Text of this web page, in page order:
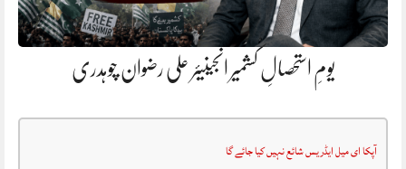
یومِ استحصالِ کشمیر انجینیئر علی رضوان چوہدری
آپکا ای میل ایڈریس شائع نہیں کیا جائے گا